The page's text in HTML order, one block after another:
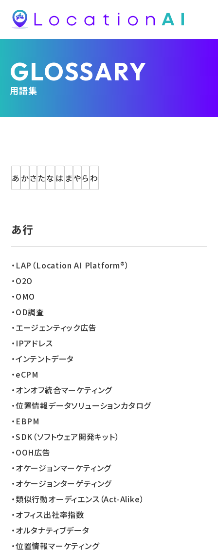
GLOSSARY
用語集
あ かさたな は ま やら わ
あ
LAP（Location AI Platform®）
O2O
OMO
OD調査
エージェンティック広告
IPアドレス
インテントデータ
eCPM
オンオフ統合マーケティング
位置情報データソリューションカタログ
EBPM
SDK（ソフトウェア開発キット）
OOH広告
オケージョンマーケティング
オケージョンターゲティング
類似行動オーディエンス（Act-Alike）
オフィス出社率指数
オルタナティブデータ
位置情報マーケティング